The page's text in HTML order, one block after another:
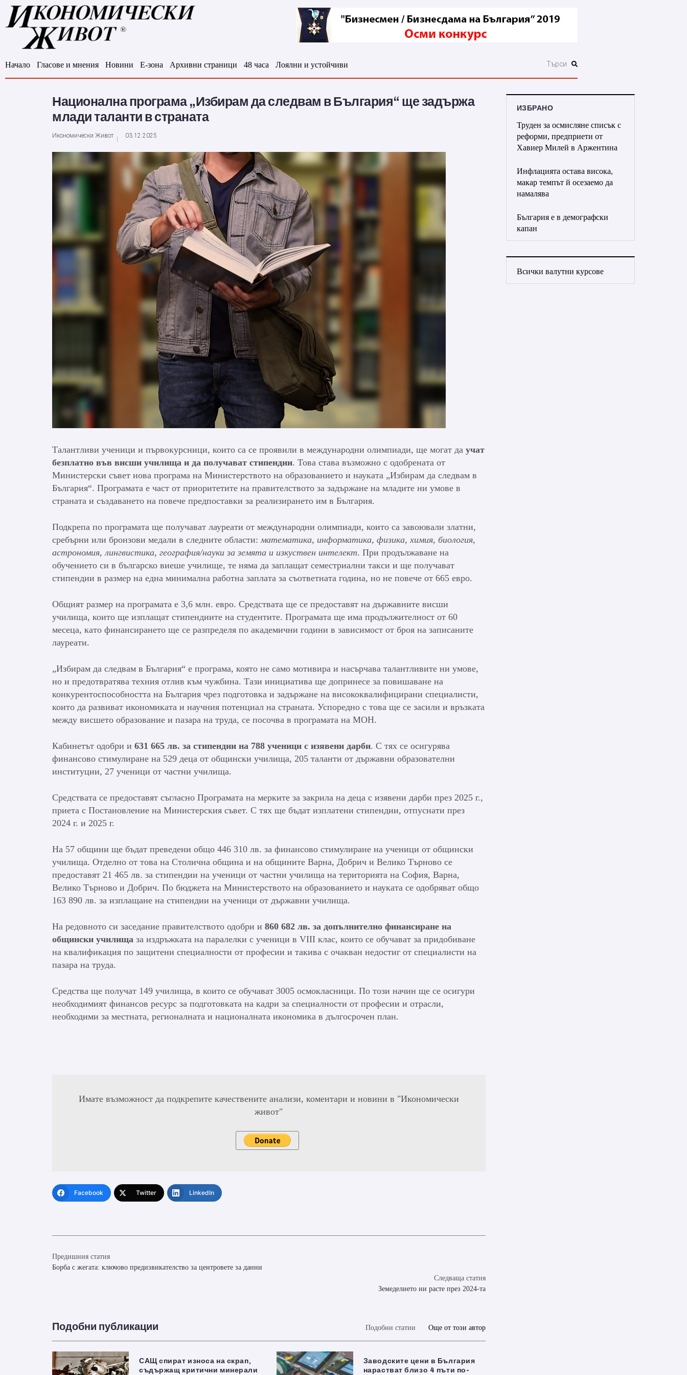
Начало Гласове и мнения Новини Е-зона Архивни страници 48 часа Лоялни и устойчиви
Национална програма „Избирам да следвам в България“ ще задържа
млади таланти в страната
Икономически Живот 03.12.2025
Талантливи ученици и първокурсници, които са се проявили в международни олимпиади, ще могат да учат
безплатно във висши училища и да получават стипендии. Това става възможно с одобрената от
Министерски съвет нова програма на Министерството на образованието и науката „Избирам да следвам в
България“. Програмата е част от приоритетите на правителството за задържане на младите ни умове в
страната и създаването на повече предпоставки за реализирането им в България.
Подкрепа по програмата ще получават лауреати от международни олимпиади, които са завоювали златни,
сребърни или бронзови медали в следните области: математика, информатика, физика, химия, биология,
астрономия, лингвистика, география/науки за земята и изкуствен интелект. При продължаване на
обучението си в българско виеше училище, те няма да заплащат семестриални такси и ще получават
стипендии в размер на една минимална работна заплата за съответната година, но не повече от 665 евро.
Общият размер на програмата е 3,6 млн. евро. Средствата ще се предоставят на държавните висши
училища, които ще изплащат стипендиите на студентите. Програмата ще има продължителност от 60
месеца, като финансирането ще се разпределя по академични години в зависимост от броя на записаните
лауреати.
„Избирам да следвам в България“ е програма, която не само мотивира и насърчава талантливите ни умове,
но и предотвратява техния отлив към чужбина. Тази инициатива ще допринесе за повишаване на
конкурентоспособността на България чрез подготовка и задържане на висококвалифицирани специалисти,
които да развиват икономиката и научния потенциал на страната. Успоредно с това ще се засили и връзката
между висшето образование и пазара на труда, се посочва в програмата на МОН.
Кабинетът одобри и 631 665 лв. за стипендии на 788 ученици с изявени дарби. С тях се осигурява
финансово стимулиране на 529 деца от общински училища, 205 таланти от държавни образователни
институции, 27 ученици от частни училища.
Средствата се предоставят съгласно Програмата на мерките за закрила на деца с изявени дарби през 2025 г.,
приета с Постановление на Министерския съвет. С тях ще бъдат изплатени стипендии, отпуснати през
2024 г. и 2025 г.
На 57 общини ще бъдат преведени общо 446 310 лв. за финансово стимулиране на ученици от общински
училища. Отделно от това на Столична община и на общините Варна, Добрич и Велико Търново се
предоставят 21 465 лв. за стипендии на ученици от частни училища на територията на София, Варна,
Велико Търново и Добрич. По бюджета на Министерството на образованието и науката се одобряват общо
163 890 лв. за изплащане на стипендии на ученици от държавни училища.
На редовното си заседание правителството одобри и 860 682 лв. за допълнително финансиране на
общински училища за издръжката на паралелки с ученици в VIII клас, които се обучават за придобиване
на квалификация по защитени специалности от професии и такива с очакван недостиг от специалисти на
пазара на труда.
Средства ще получат 149 училища, в които се обучават 3005 осмокласници. По този начин ще се осигури
необходимият финансов ресурс за подготовката на кадри за специалности от професии и отрасли,
необходими за местната, регионалната и националната икономика в дългосрочен план.
Имате възможност да подкрепите качествените анализи, коментари и новини в "Икономически
живот"
Facebook Twitter LinkedIn
Предишния статия
Борба с жегата: ключово предизвикателство за центровете за данни
Следваща статия
Земеделието ни расте през 2024-та
Подобни публикации Подобни статии Още от този автор
САЩ спират износа на скрап,
съдържащ критични минерали
Заводските цени в България
нарастват близо 4 пъти по-
ИЗБРАНО
Труден за осмисляне списък с
реформи, предприети от
Хавиер Милей в Аржентина
Инфлацията остава висока,
макар темпът й осезаемо да
намалява
България е в демографски
капан
Всички валутни курсове